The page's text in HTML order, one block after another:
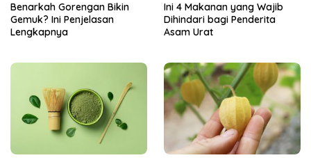
Benarkah Gorengan Bikin
Gemuk? Ini Penjelasan
Lengkapnya
Ini 4 Makanan yang Wajib
Dihindari bagi Penderita
Asam Urat